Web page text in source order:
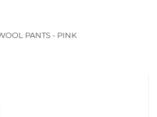
PANTS - PINK